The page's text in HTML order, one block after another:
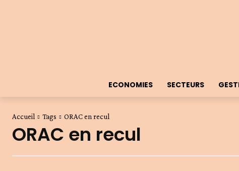
ECONOMIES SECTEURS
Accueil Tags ORAC en recul
ORAC en recul